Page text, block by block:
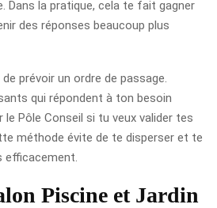
Dans la pratique, cela te fait gagner
des réponses beaucoup plus
prévoir un ordre de passage.
qui répondent à ton besoin
le Pôle Conseil si tu veux valider tes
méthode évite de te disperser et te
efficacement.
Piscine et Jardin